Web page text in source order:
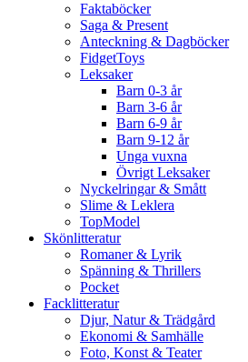
Faktaböcker
Saga & Present
Anteckning & Dagböcker
FidgetToys
Leksaker
Barn 0-3 år
Barn 3-6 år
Barn 6-9 år
Barn 9-12 år
Unga vuxna
Övrigt Leksaker
Nyckelringar & Smått
Slime & Leklera
TopModel
Skönlitteratur
Romaner & Lyrik
Spänning & Thrillers
Pocket
Facklitteratur
Djur, Natur & Trädgård
Ekonomi & Samhälle
Foto, Konst & Teater